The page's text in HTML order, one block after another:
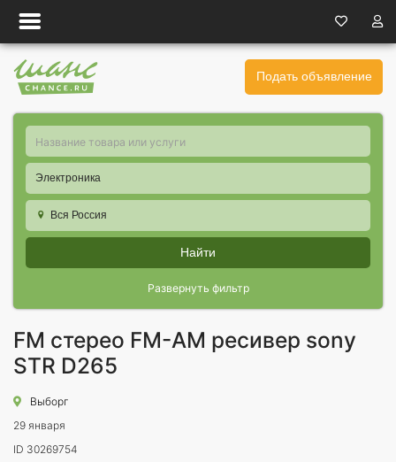
Подать объявление
Электроника
Вся Россия
Найти
Развернуть фильтр
FM стерео FM-AM ресивер sony
STR D265
Выборг
29 января
ID 30269754